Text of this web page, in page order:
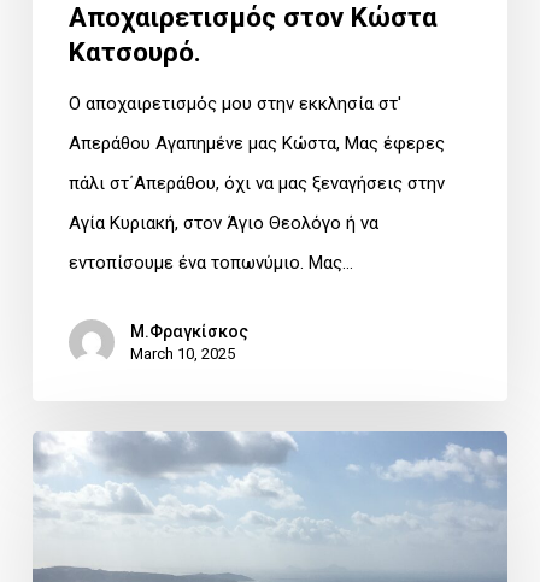
Αποχαιρετισμός στον Κώστα
Κατσουρό.
Ο αποχαιρετισμός μου στην εκκλησία στ'
Απεράθου Αγαπημένε μας Κώστα, Μας έφερες
πάλι στ΄Απεράθου, όχι να μας ξεναγήσεις στην
Αγία Κυριακή, στον Άγιο Θεολόγο ή να
εντοπίσουμε ένα τοπωνύμιο. Μας…
Μ.Φραγκίσκος
March 10, 2025
ΤΟ
ΣΧΟΛΕΙΟ
ΠΕΤΡΑΙΑΣ